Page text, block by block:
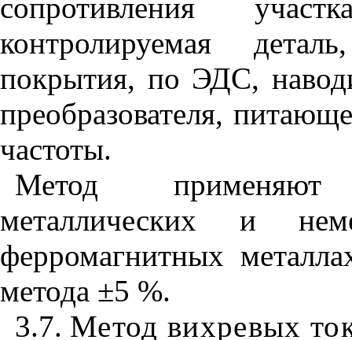
сопротивления
контролируемая
покрытия, по ЭДС,
преобразователя,
частоты.
Метод применяют
металлических и
ферромагнитных
метода ±5 %.
3.7. Метод вихревых